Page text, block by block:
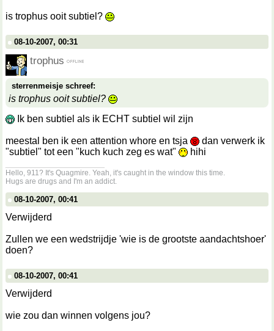
is trophus ooit subtiel?
08-10-2007, 00:31
trophus
sterrenmeisje schreef:
is trophus ooit subtiel?
Ik ben subtiel als ik ECHT subtiel wil zijn
meestal ben ik een attention whore en tsja
dan verwerk ik
"subtiel" tot een "kuch kuch zeg es wat"
hihi
Hello, 911? It's Quagmire. Yeah, it's caught in the window this time.
Hugs are drugs and I'm an addict.
08-10-2007, 00:41
Verwijderd
Zullen we een wedstrijdje 'wie is de grootste aandachtshoer'
doen?
08-10-2007, 00:41
Verwijderd
wie zou dan winnen volgens jou?